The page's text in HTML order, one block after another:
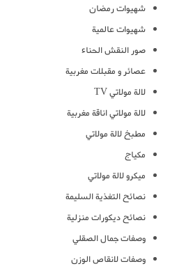
شهيوات رمضان
شهيوات عالمية
صور النقش الحناء
عصائر و مقبلات مغربية
لالة مولاتي TV
لالة مولاتي اناقة مغربية
مطبخ لالة مولاتي
مكياج
ميكرو لالة مولاتي
نصائح التغذية السليمة
نصائح ديكورات منزلية
وصفات جمال الصقلي
وصفات لانقاص الوزن